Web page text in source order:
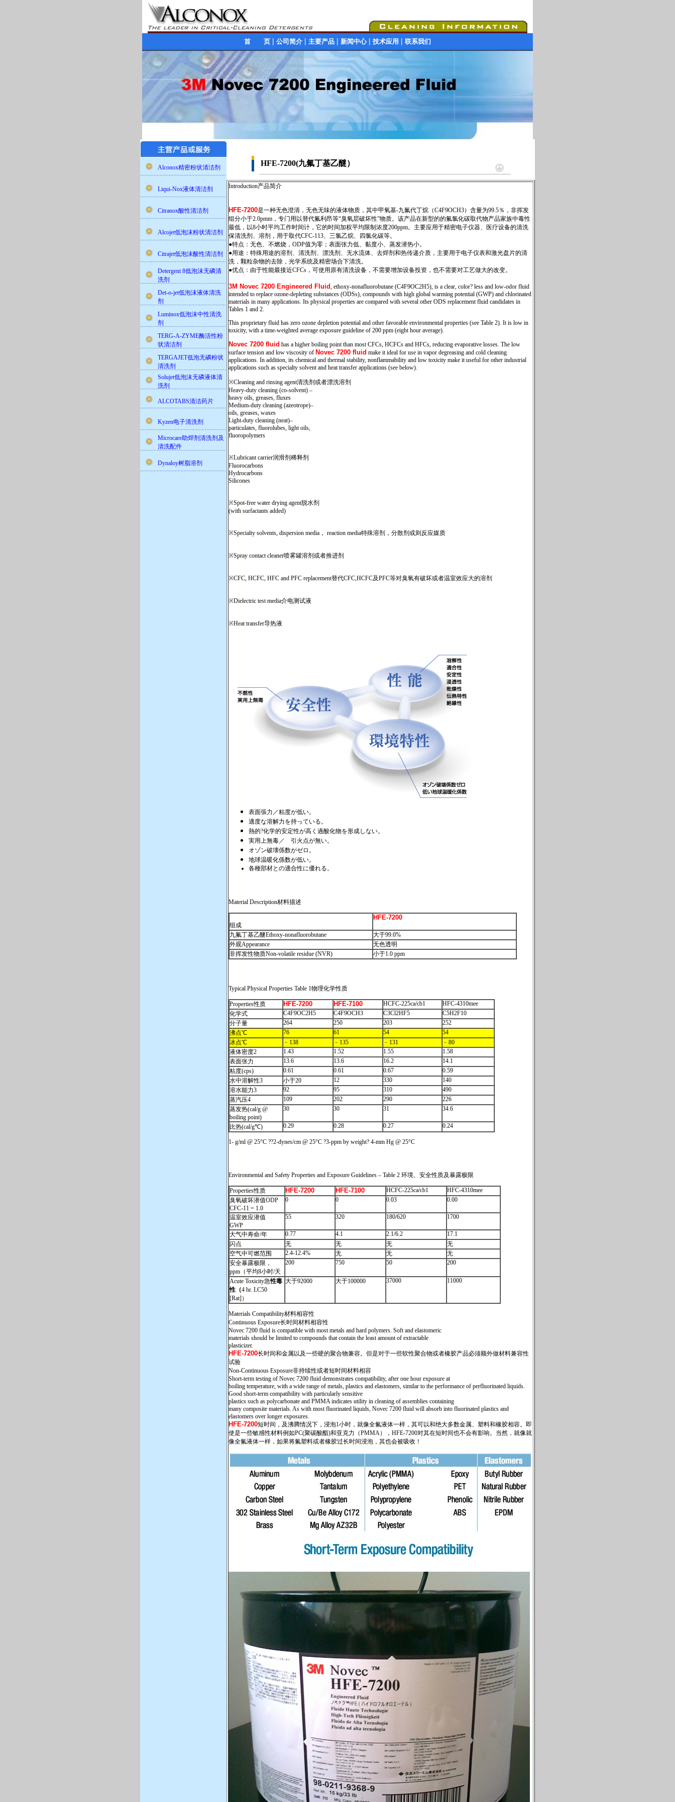
首 页 | 公司简介 | 主要产品 | 新闻中心 | 技术应用 | 联系我们
Alconox精密粉状清洁剂
Liqui-Nox液体清洁剂
Citranox酸性清洁剂
Alcojet低泡沫粉状清洁剂
Citrajet低泡沫酸性清洁剂
Detergent 8低泡沫无磷清
洗剂
Det-o-jet低泡沫液体清洗
剂
Luminox低泡沫中性清洗
剂
TERG-A-ZYME酶活性粉
状清洁剂
TERGAJET低泡无磷粉状
清洗剂
Solujet低泡沫无磷液体清
洗剂
ALCOTABS清洁药片
Kyzen电子清洗剂
Microcare助焊剂清洗剂及
清洗配件
Dynaloy树脂溶剂
HFE-7200(九氟丁基乙醚）
Introduction产品简介
HFE-7200是一种无色澄清，无色无味的液体物质，其中甲氧基-九氟代丁烷（C4F9OCH3）含量为99.5％，非挥发
组分小于2.0pmm，专门用以替代氟利昂等“臭氧层破坏性”物质。该产品在新型的的氟氯化碳取代物产品家族中毒性
最低，以8小时平均工作时间计，它的时间加权平均限制浓度200ppm。主要应用于精密电子仪器、医疗设备的清洗
保清洗剂、溶剂，用于取代CFC-113、三氯乙烷、四氯化碳等。
●特点：无色、不燃烧，ODP值为零；表面张力低、黏度小、蒸发潜热小。
●用途：特殊用途的溶剂、清洗剂、漂洗剂、无水流体、去焊剂和热传递介质，主要用于电子仪表和激光盘片的清
洗，颗粒杂物的去除，光学系统及精密场合下清洗。
●优点：由于性能最接近CFCs，可使用原有清洗设备，不需要增加设备投资，也不需要对工艺做大的改变。
3M Novec 7200 Engineered Fluid, ethoxy-nonafluorobutane (C4F9OC2H5), is a clear, color? less and low-odor fluid
intended to replace ozone-depleting substances (ODSs), compounds with high global warming potential (GWP) and chlorinated
materials in many applications. Its physical properties are compared with several other ODS replacement fluid candidates in
Tables 1 and 2.
This proprietary fluid has zero ozone depletion potential and other favorable environmental properties (see Table 2). It is low in
toxicity, with a time-weighted average exposure guideline of 200 ppm (eight hour average).
Novec 7200 fluid has a higher boiling point than most CFCs, HCFCs and HFCs, reducing evaporative losses. The low
surface tension and low viscosity of Novec 7200 fluid make it ideal for use in vapor degreasing and cold cleaning
applications. In addition, its chemical and thermal stability, nonflammability and low toxicity make it useful for other industrial
applications such as specialty solvent and heat transfer applications (see below).
※Cleaning and rinsing agent清洗剂或者漂洗溶剂
Heavy-duty cleaning (co-solvent) –
heavy oils, greases, fluxes
Medium-duty cleaning (azeotrope)–
oils, greases, waxes
Light-duty cleaning (neat)–
particulates, fluorolubes, light oils,
fluoropolymers
※Lubricant carrier润滑剂稀释剂
Fluorocarbons
Hydrocarbons
Silicones
※Spot-free water drying agent脱水剂
(with surfactants added)
※Specialty solvents, dispersion media， reaction media特殊溶剂，分散剂或则反应媒质
※Spray contact cleaner喷雾罐溶剂或者推进剂
※CFC, HCFC, HFC and PFC replacement替代CFC,HCFC及PFC等对臭氧有破坏或者温室效应大的溶剂
※Dielectric test media介电测试液
※Heat transfer导热液
表面張力／粘度が低い。
適度な溶解力を持っている。
熱的?化学的安定性が高く過酸化物を形成しない。
実用上無毒／ 引火点が無い。
オゾン破壊係数がゼロ。
地球温暖化係数が低い。
各種部材との適合性に優れる。
Material Description材料描述
组成
HFE-7200
九氟丁基乙醚Ethoxy-nonafluorobutane
大于99.0%
外观Appearance
无色透明
非挥发性物质Non-volatile residue (NVR)
小于1.0 ppm
Typical Physical Properties Table 1物理化学性质
Properties性质 HFE-7200 HFE-7100 HCFC-225ca/cb1
HFC-4310mee
化学式
C4F9OC2H5 C4F9OCH3 C3Cl2HF5
C5H2F10
分子量
264 250 203
252
沸点℃
76 61 54
54
冰点℃
﹣138 ﹣135 ﹣131
﹣80
液体密度2
1.43 1.52 1.55
1.58
表面张力
13.6 13.6 16.2
14.1
粘度(cps)
0.61 0.61 0.67
0.59
水中溶解性3
小于20 12 330
140
溶水能力3
92 95 310
490
蒸汽压4
109 202 290
226
蒸发热(cal/g @
boiling point)
30 30 31 34.6
比热(cal/g℃) 0.29 0.28 0.27 0.24
1- g/ml @ 25°C ??2-dynes/cm @ 25°C ?3-ppm by weight? 4-mm Hg @ 25°C
Environmental and Safety Properties and Exposure Guidelines – Table 2 环境、安全性质及暴露极限
Properties性质 HFE-7200 HFE-7100 HCFC-225ca/cb1
HFC-4310mee
臭氧破坏潜值ODP
CFC-11 = 1.0
0 0 0.03 0.00
温室效应潜值
GWP
55 320 180/620 1700
大气中寿命/年 0.77 4.1 2.1/6.2
17.1
闪点
无 无 无
无
空气中可燃范围
2.4-12.4% 无 无
无
安全暴露极限，
ppm（平均8小时/天
200 750 50 200
Acute Toxicity急性毒
性（4 hr. LC50
[Rat]）
大于92000 大于100000 37000 11000
Materials Compatibility材料相容性
Continuous Exposure长时间材料相容性
Novec 7200 fluid is compatible with most metals and hard polymers. Soft and elastomeric
materials should be limited to compounds that contain the least amount of extractable
plasticizer.
HFE-7200长时间和金属以及一些硬的聚合物兼容。但是对于一些软性聚合物或者橡胶产品必须额外做材料兼容性
试验
Non-Continuous Exposure非持续性或者短时间材料相容
Short-term testing of Novec 7200 fluid demonstrates compatibility, after one hour exposure at
boiling temperature, with a wide range of metals, plastics and elastomers, similar to the performance of perfluorinated liquids.
Good short-term compatibility with particularly sensitive
plastics such as polycarbonate and PMMA indicates utility in cleaning of assemblies containing
many composite materials. As with most fluorinated liquids, Novec 7200 fluid will absorb into fluorinated plastics and
elastomers over longer exposures.
HFE-7200短时间，及沸腾情况下，浸泡1小时，就像全氟液体一样，其可以和绝大多数金属、塑料和橡胶相容。即
使是一些敏感性材料例如PC(聚碳酸酯)和亚克力（PMMA），HFE-7200对其在短时间也不会有影响。当然，就像就
像全氟液体一样，如果将氟塑料或者橡胶过长时间浸泡，其也会被吸收！